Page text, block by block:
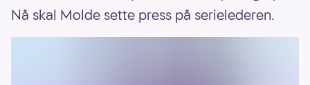
Nå skal Molde sette press på serielederen.